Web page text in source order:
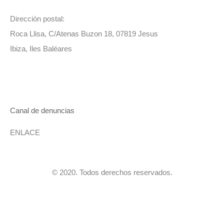
Dirección postal:
Roca Llisa, C/Atenas Buzon 18, 07819 Jesus
Ibiza, Iles Baléares
Canal de denuncias
ENLACE
© 2020. Todos derechos reservados.